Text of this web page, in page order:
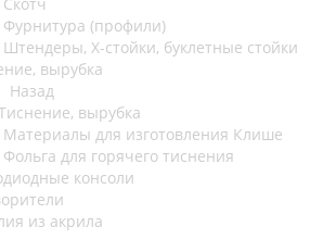
Фурнитура (профили)
Штендеры, Х-стойки, буклетные стойки
вырубка
Назад
вырубка
Материалы для изготовления Клише
Фольга для горячего тиснения
консоли
из акрила